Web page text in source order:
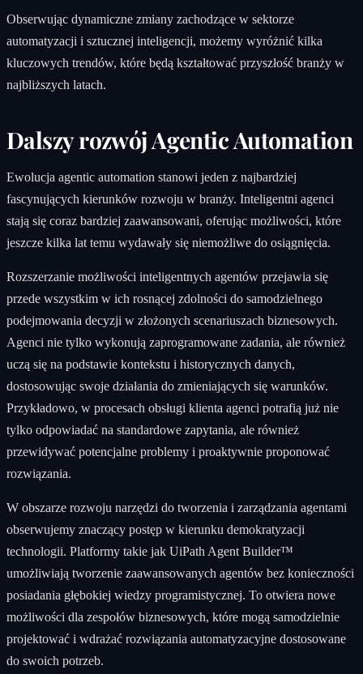
Obserwując dynamiczne zmiany zachodzące w sektorze
automatyzacji i sztucznej inteligencji, możemy wyróżnić kilka
kluczowych trendów, które będą kształtować przyszłość branży w
najbliższych latach.
Dalszy rozwój Agentic Automation
Ewolucja agentic automation stanowi jeden z najbardziej
fascynujących kierunków rozwoju w branży. Inteligentni agenci
stają się coraz bardziej zaawansowani, oferując możliwości, które
jeszcze kilka lat temu wydawały się niemożliwe do osiągnięcia.
Rozszerzanie możliwości inteligentnych agentów przejawia się
przede wszystkim w ich rosnącej zdolności do samodzielnego
podejmowania decyzji w złożonych scenariuszach biznesowych.
Agenci nie tylko wykonują zaprogramowane zadania, ale również
uczą się na podstawie kontekstu i historycznych danych,
dostosowując swoje działania do zmieniających się warunków.
Przykładowo, w procesach obsługi klienta agenci potrafią już nie
tylko odpowiadać na standardowe zapytania, ale również
przewidywać potencjalne problemy i proaktywnie proponować
rozwiązania.
W obszarze rozwoju narzędzi do tworzenia i zarządzania agentami
obserwujemy znaczący postęp w kierunku demokratyzacji
technologii. Platformy takie jak UiPath Agent Builder™
umożliwiają tworzenie zaawansowanych agentów bez konieczności
posiadania głębokiej wiedzy programistycznej. To otwiera nowe
możliwości dla zespołów biznesowych, które mogą samodzielnie
projektować i wdrażać rozwiązania automatyzacyjne dostosowane
do swoich potrzeb.